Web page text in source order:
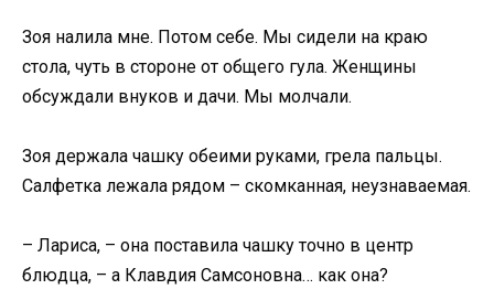
Зоя налила мне. Потом себе. Мы сидели на краю
стола, чуть в стороне от общего гула. Женщины
обсуждали внуков и дачи. Мы молчали.
Зоя держала чашку обеими руками, грела пальцы.
Салфетка лежала рядом – скомканная, неузнаваемая.
– Лариса, – она поставила чашку точно в центр
блюдца, – а Клавдия Самсоновна… как она?